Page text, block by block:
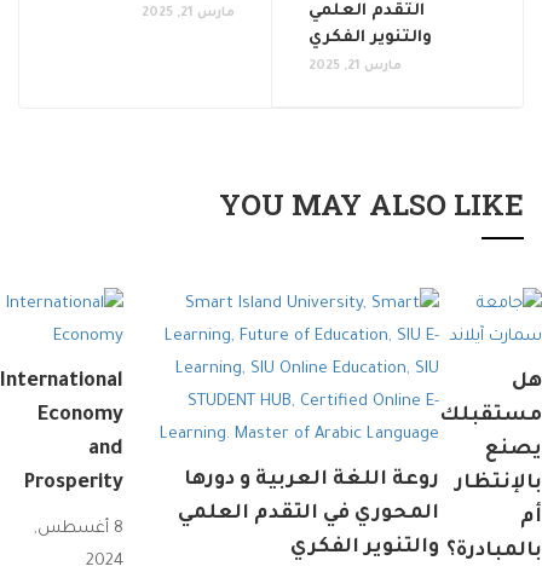
التقدم العلمي
والتنوير الفكري
مارس 21, 2025
مارس 21, 2025
YOU MAY ALSO LIKE
هل
مستقبلك
يصنع
بالإنتظار
أم
بالمبادرة؟
روعة اللغة العربية و دورها
المحوري في التقدم العلمي
والتنوير الفكري
International
Economy
and
Prosperity
8 أغسطس,
2024